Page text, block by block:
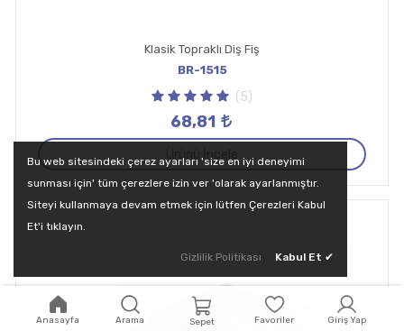
Klasik Topraklı Diş Fiş
BR-1515
(5)
68,81
Ürünü İncele
Anasayfa Arama Sepet Favoriler Giriş Yap
Bu web sitesindeki çerez ayarları 'size en iyi deneyimi
sunması için' tüm çerezlere izin ver 'olarak ayarlanmıştır.
Siteyi kullanmaya devam etmek için lütfen Çerezleri Kabul
Et'i tıklayın.
Gizlilik Politikası Kabul Et ✔